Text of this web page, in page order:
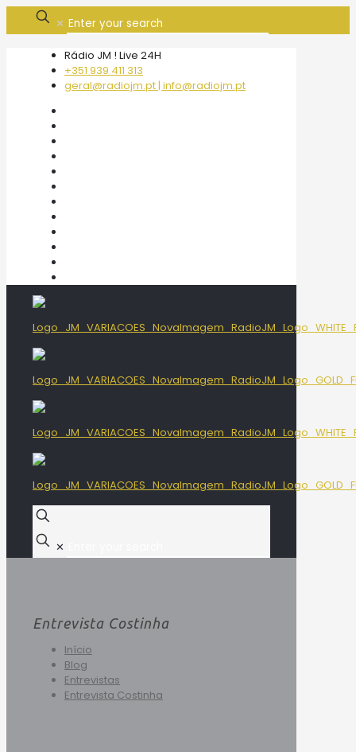
✕
Rádio JM ! Live 24H
+351 939 411 313
geral@radiojm.pt | info@radiojm.pt
✕
Entrevista Costinha
Início
Blog
Entrevistas
Entrevista Costinha